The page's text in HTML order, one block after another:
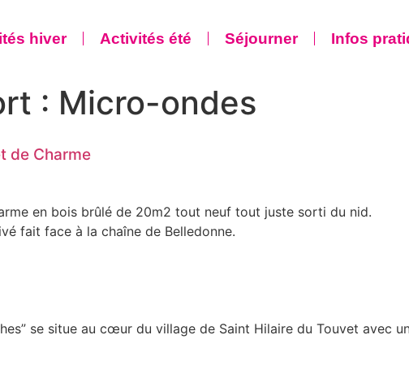
hiver Activités été Séjourner Infos
: Micro-ondes
de Charme
en bois brûlé de 20m2 tout neuf tout juste sorti du nid.
fait face à la chaîne de Belledonne.
se situe au cœur du village de Saint Hilaire du Touvet avec